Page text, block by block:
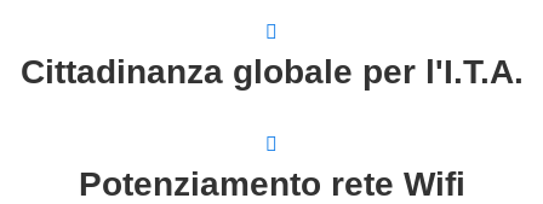
Cittadinanza globale per l'I.T.A.
Potenziamento rete Wifi